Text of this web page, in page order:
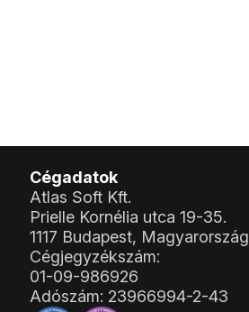
Cégadatok
Atlas Soft Kft.
Prielle Kornélia utca 19-35.
1117 Budapest, Magyarország
Cégjegyzékszám:
01-09-986926
Adószám: 23966994-2-43